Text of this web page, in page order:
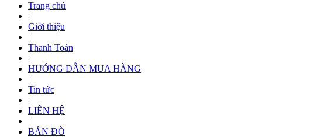
Trang chủ
|
Giới thiệu
|
Thanh Toán
|
HƯỚNG DẪN MUA HÀNG
|
Tin tức
|
LIÊN HỆ
|
BẢN ĐÒ